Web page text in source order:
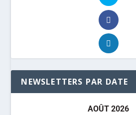
NEWSLETTERS PAR DATE
AOÛT 2026